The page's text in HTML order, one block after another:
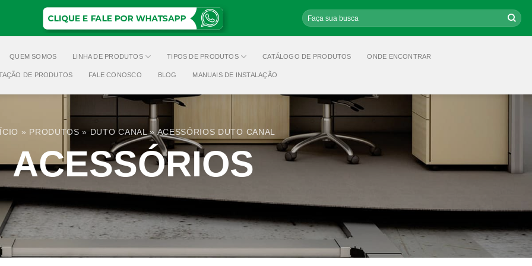
Pesquisar
por:
QUEM SOMOS LINHA DE PRODUTOS TIPOS DE PRODUTOS CATÁLOGO DE PRODUTOS ONDE ENCONTRAR
DE PRODUTOS FALE CONOSCO BLOG MANUAIS DE INSTALAÇÃO
» PRODUTOS » DUTO CANAL » ACESSÓRIOS DUTO CANAL
ACESSÓRIOS